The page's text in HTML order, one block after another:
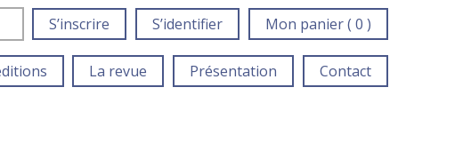
S’inscrire S’identifier Mon panier ( 0 )
La revue Présentation Contact